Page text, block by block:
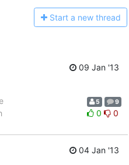
Start a new thread
09 Jan '13
5 9
0 0
04 Jan '13